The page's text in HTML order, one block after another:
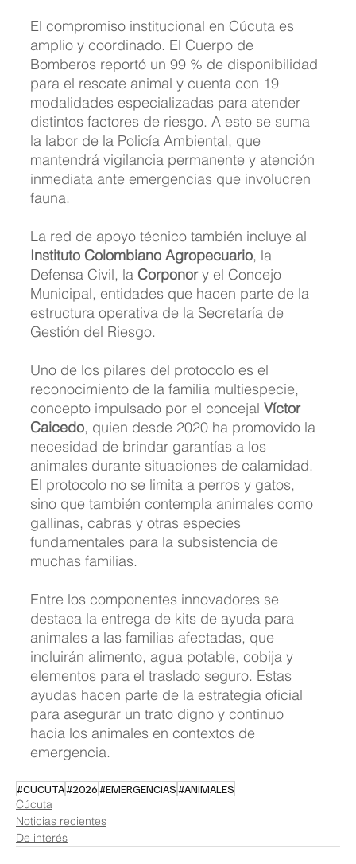
El compromiso institucional en Cúcuta es
amplio y coordinado. El Cuerpo de
Bomberos reportó un 99 % de disponibilidad
para el rescate animal y cuenta con 19
modalidades especializadas para atender
distintos factores de riesgo. A esto se suma
la labor de la Policía Ambiental, que
mantendrá vigilancia permanente y atención
inmediata ante emergencias que involucren
fauna.
La red de apoyo técnico también incluye al
Instituto Colombiano Agropecuario, la
Defensa Civil, la Corponor y el Concejo
Municipal, entidades que hacen parte de la
estructura operativa de la Secretaría de
Gestión del Riesgo.
Uno de los pilares del protocolo es el
reconocimiento de la familia multiespecie,
concepto impulsado por el concejal Víctor
Caicedo, quien desde 2020 ha promovido la
necesidad de brindar garantías a los
animales durante situaciones de calamidad.
El protocolo no se limita a perros y gatos,
sino que también contempla animales como
gallinas, cabras y otras especies
fundamentales para la subsistencia de
muchas familias.
Entre los componentes innovadores se
destaca la entrega de kits de ayuda para
animales a las familias afectadas, que
incluirán alimento, agua potable, cobija y
elementos para el traslado seguro. Estas
ayudas hacen parte de la estrategia oficial
para asegurar un trato digno y continuo
hacia los animales en contextos de
emergencia.
#CUCUTA#2026#EMERGENCIAS#ANIMALES
Cúcuta
Noticias recientes
De interés